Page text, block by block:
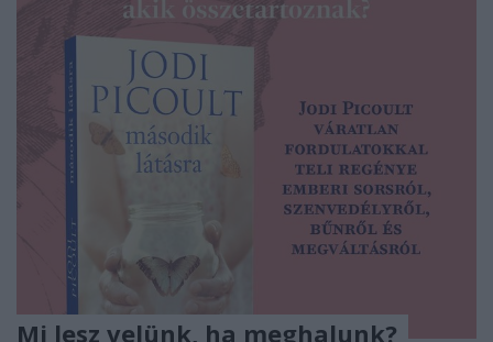
Mi lesz velünk, ha meghalunk?